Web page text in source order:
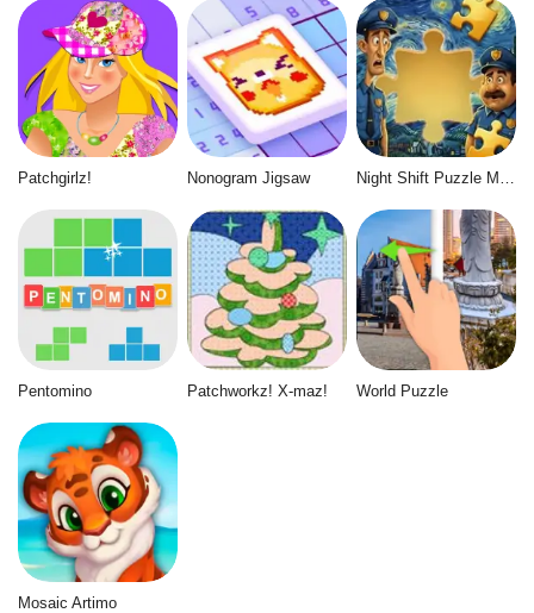
Patchgirlz! Nonogram Jigsaw Night Shift Puzzle Mayhem
Pentomino Patchworkz! X-maz! World Puzzle
Mosaic Artimo